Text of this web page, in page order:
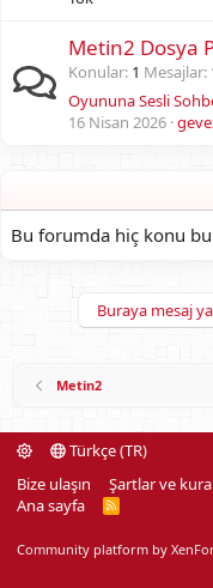
Metin2 Dosya
Konular 1 Mesajlar
16 Nisan 2026
Bu forumda hiç konu
Buraya mesaj
Metin2
Türkçe (TR)
Bize ulaşın
Şartlar ve
Ana sayfa
R
Community platform by